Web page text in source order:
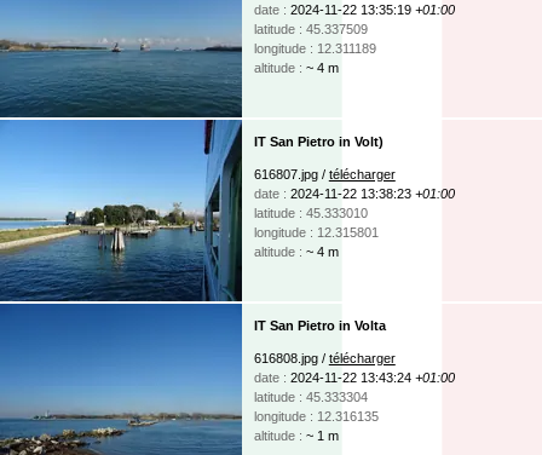
date : 2024-11-22 13:35:19 +01:00
latitude : 45.337509
longitude : 12.311189
altitude : ~ 4 m
IT San Pietro in Volt)
616807.jpg / télécharger
date : 2024-11-22 13:38:23 +01:00
latitude : 45.333010
longitude : 12.315801
altitude : ~ 4 m
IT San Pietro in Volta
616808.jpg / télécharger
date : 2024-11-22 13:43:24 +01:00
latitude : 45.333304
longitude : 12.316135
altitude : ~ 1 m